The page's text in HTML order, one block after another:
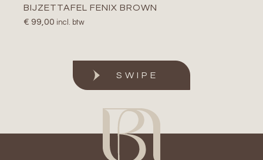
BIJZETTAFEL FENIX BROWN
€ 99,00 incl. btw